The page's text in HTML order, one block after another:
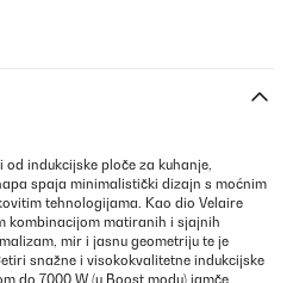
od indukcijske ploče za kuhanje,
spaja minimalistički dizajn s moćnim
tehnologijama. Kao dio Velaire
kombinacijom matiranih i sjajnih
mir i jasnu geometriju te je
snažne i visokokvalitetne indukcijske
do 7000 W (u Boost modu) jamče